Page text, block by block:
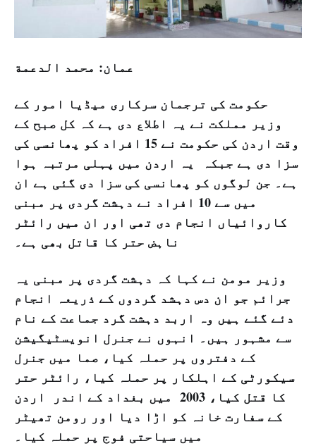
ﻋﻤﺎن: ﻣﺤﻤﺪ اﻟﺪﻋﻤﺔ
حکومت کی ترجمان سرکاری میڈیا امور کے
وزیر مملکت نے یہ اطلاع دی ہے کہ کل صبح کے
وقت اردن کی حکومت نے 15 افراد کو پھانسی کی
سزا دی ہے جبکہ یہ اردن میں پہلی مرتبہ ہوا
ہے۔ جن لوگوں کو پھانسی کی سزا دی گئی ہے ان
میں سے 10 افراد نے دہشت گردی پر مبنی
کاروائیاں انجام دی تھی اور ان میں رائٹر
ناہض حتر کا قاتل بھی ہے۔
وزیر مومن نے کہا کہ دہشت گردی پر مبنی یہ
جرائم جو ان دس دہشد گردوں کے ذریعہ انجام
دئے گئے ہیں وہ اربد دہشت گرد جماعت کے نام
سے مشہور ہیں۔ انہوں نے جنرل انویسٹیگیشن
کے دفتروں پر حملہ کیا، صما میں جنرل
سیکورٹی کے اہلکار پر حملہ کیا، رائٹر حتر
کا قتل کیا، 2003 میں بغداد کے اندر اردن
کے سفارت خانہ کو اڑا دیا اور رومن تھیٹر
میں سیاحتی فوج پر حملہ کیا۔